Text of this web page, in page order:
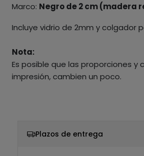
Marco: Negro de 2 cm (madera
Incluye vidrio de 2mm y colgador
Nota:
Es posible que las proporciones y
impresión, cambien un poco.
Plazos de entrega